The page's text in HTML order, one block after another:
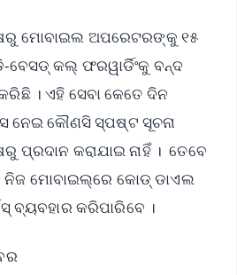
ମୋବାଇଲ ଅପରେଟରଙ୍କୁ ୧୫
କଲ୍ ଫରୱାର୍ଡିଂକୁ ବନ୍ଦ
। ଏହି ସେବା କେତେ ଦିନ
ନେଇ କୌଣସି ସ୍ପଷ୍ଟ ସୂଚନା
ପ୍ରଦାନ କରାଯାଇ ନାହିଁ । ତେବେ
ନିଜ ମୋବାଇଲ୍‌ରେ କୋଡ୍ ଡାଏଲ
ବ୍ୟବହାର କରିପାରିବେ ।